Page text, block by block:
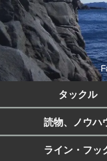
タックル
読物、ノウハ
ライン・フッ